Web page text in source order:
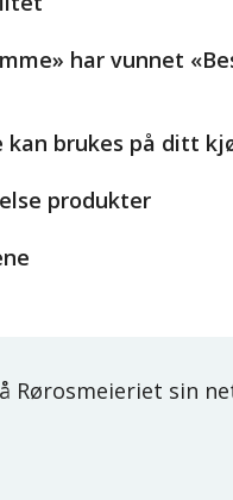
har vunnet
kan brukes på ditt
produkter
Rørosmeieriet sin